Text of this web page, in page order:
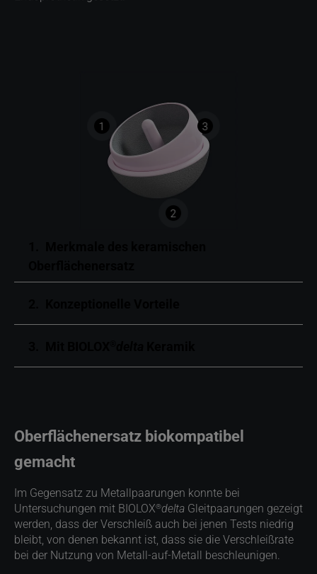
1
2
3
Oberflächenersatz biokompatibel
gemacht
Im Gegensatz zu Metallpaarungen konnte bei
Untersuchungen mit BIOLOX®delta Gleitpaarungen gezeigt
werden, dass der Verschleiß auch bei jenen Tests niedrig
bleibt, von denen bekannt ist, dass sie die Verschleißrate
bei der Nutzung von Metall-auf-Metall beschleunigen.